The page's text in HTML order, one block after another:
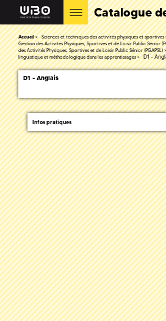
Catalogue
Accueil Sciences et techniques des activités physiques et sportives
Gestion des Activités Physiques, Sportives et de Loisir Public Sénior
des Activités Physiques, Sportives et de Loisir Public Sénior (PGAPSL)
linguistique et méthodologique dans les apprentissages
D1 -
D1 - Anglais
Infos pratiques